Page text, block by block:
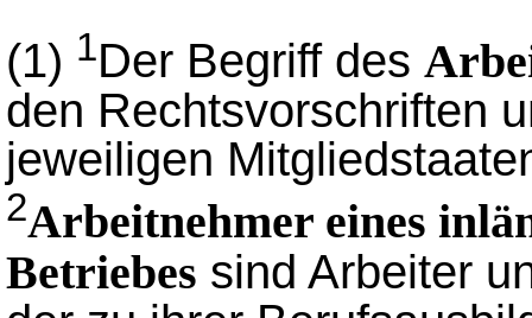
(1) 1Der Begriff des
den Rechtsvorschriften
jeweiligen
2Arbeitnehmer eines
Betriebes sind Arbeiter